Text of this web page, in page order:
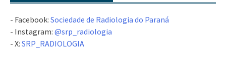
- Facebook: Sociedade de Radiologia do Paraná
- Instagram: @srp_radiologia
- X: SRP_RADIOLOGIA